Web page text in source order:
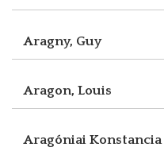
Aragny, Guy
Aragon, Louis
Aragóniai